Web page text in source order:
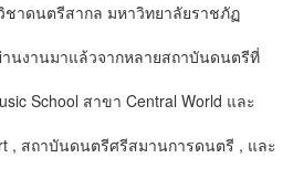
ชาดนตรีสากล มหาวิทยาลัยราชภัฏ
นงานมาแล้วจากหลายสถาบันดนตรีที่
School สาขา Central World และ
, สถาบันดนตรีศรีสมานการดนตรี , และ